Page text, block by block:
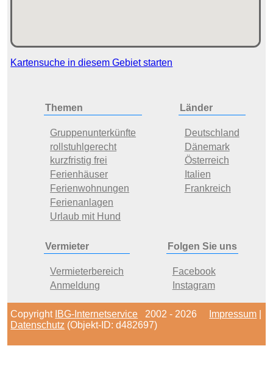
Kartensuche in diesem Gebiet starten
Themen
Gruppenunterkünfte
rollstuhlgerecht
kurzfristig frei
Ferienhäuser
Ferienwohnungen
Ferienanlagen
Urlaub mit Hund
Länder
Deutschland
Dänemark
Österreich
Italien
Frankreich
Vermieter
Vermieterbereich
Anmeldung
Folgen Sie uns
Facebook
Instagram
Copyright IBG-Internetservice 2002 - 2026 Impressum
Datenschutz (Objekt-ID: d482697)